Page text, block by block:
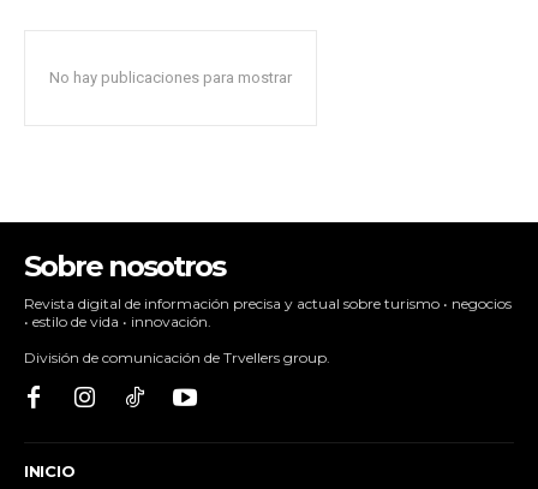
No hay publicaciones para mostrar
Sobre nosotros
Revista digital de información precisa y actual sobre turismo • negocios
• estilo de vida • innovación.
División de comunicación de Trvellers group.
INICIO